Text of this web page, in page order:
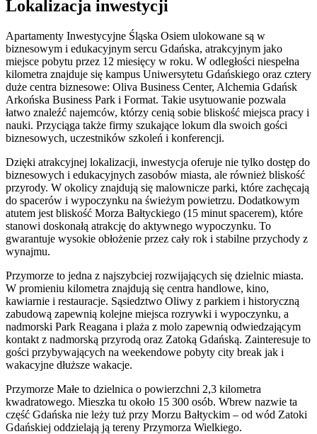
Lokalizacja inwestycji
Apartamenty Inwestycyjne Śląska Osiem ulokowane są w
biznesowym i edukacyjnym sercu Gdańska, atrakcyjnym jako
miejsce pobytu przez 12 miesięcy w roku. W odległości niespełna
kilometra znajduje się kampus Uniwersytetu Gdańskiego oraz cztery
duże centra biznesowe: Oliva Business Center, Alchemia Gdańsk
Arkońska Business Park i Format. Takie usytuowanie pozwala
łatwo znaleźć najemców, którzy cenią sobie bliskość miejsca pracy i
nauki. Przyciąga także firmy szukające lokum dla swoich gości
biznesowych, uczestników szkoleń i konferencji.
Dzięki atrakcyjnej lokalizacji, inwestycja oferuje nie tylko dostęp do
biznesowych i edukacyjnych zasobów miasta, ale również bliskość
przyrody. W okolicy znajdują się malownicze parki, które zachęcają
do spacerów i wypoczynku na świeżym powietrzu. Dodatkowym
atutem jest bliskość Morza Bałtyckiego (15 minut spacerem), które
stanowi doskonałą atrakcję do aktywnego wypoczynku. To
gwarantuje wysokie obłożenie przez cały rok i stabilne przychody z
wynajmu.
Przymorze to jedna z najszybciej rozwijających się dzielnic miasta.
W promieniu kilometra znajdują się centra handlowe, kino,
kawiarnie i restauracje. Sąsiedztwo Oliwy z parkiem i historyczną
zabudową zapewnią kolejne miejsca rozrywki i wypoczynku, a
nadmorski Park Reagana i plaża z molo zapewnią odwiedzającym
kontakt z nadmorską przyrodą oraz Zatoką Gdańską. Zainteresuje to
gości przybywających na weekendowe pobyty city break jak i
wakacyjne dłuższe wakacje.
Przymorze Małe to dzielnica o powierzchni 2,3 kilometra
kwadratowego. Mieszka tu około 15 300 osób. Wbrew nazwie ta
część Gdańska nie leży tuż przy Morzu Bałtyckim – od wód Zatoki
Gdańskiej oddzielają ją tereny Przymorza Wielkiego.